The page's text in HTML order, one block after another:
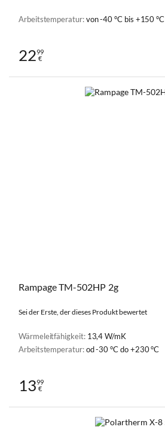
Arbeitstemperatur:von -40 °C bis +150 °C
2299
€
Rampage TM-502HP 2g
Sei der Erste, der dieses Produkt bewertet
Wärmeleitfähigkeit: 13,4 W/mK
Arbeitstemperatur:od -30 °C do +230 °C
1399
€